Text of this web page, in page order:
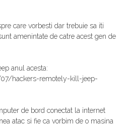
care vorbesti dar trebuie sa iti
amenintate de catre acest gen de
anul acesta:
hackers-remotely-kill-jeep-
de bord conectat la internet
atac si fie ca vorbim de o masina